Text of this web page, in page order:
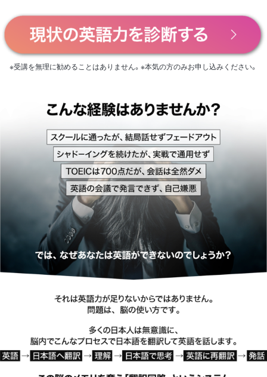
※受講を無理に勧めることはありません。※本気の方のみお申し込みください。